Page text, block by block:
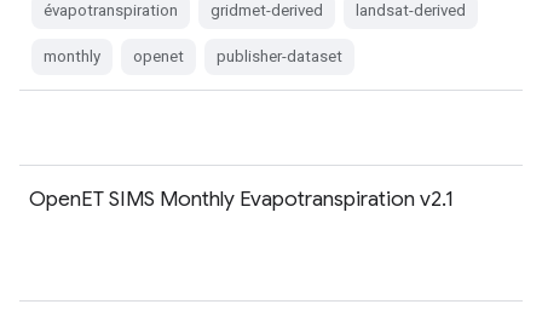
évapotranspiration gridmet-derived landsat-derived
monthly openet publisher-dataset
OpenET SIMS Monthly Evapotranspiration v2.1